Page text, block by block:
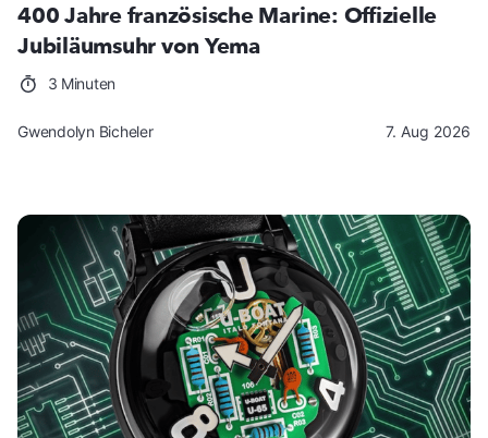
400 Jahre französische Marine: Offizielle
Jubiläumsuhr von Yema
3 Minuten
Gwendolyn Bicheler 7. Aug 2026